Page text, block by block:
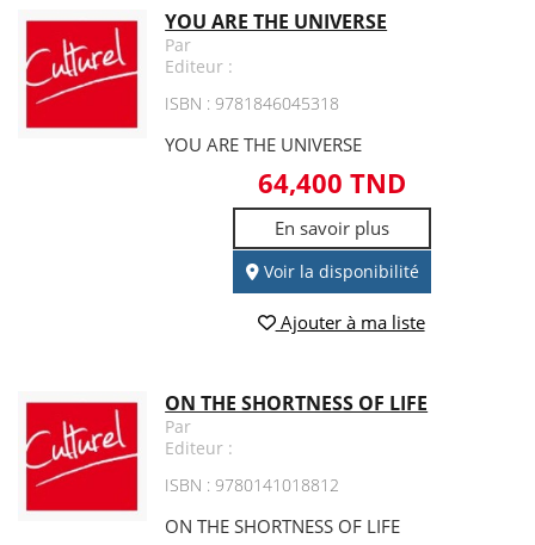
YOU ARE THE UNIVERSE
Par
Editeur :
ISBN : 9781846045318
YOU ARE THE UNIVERSE
64,400 TND
En savoir plus
Voir la disponibilité
Ajouter à ma liste
ON THE SHORTNESS OF LIFE
Par
Editeur :
ISBN : 9780141018812
ON THE SHORTNESS OF LIFE